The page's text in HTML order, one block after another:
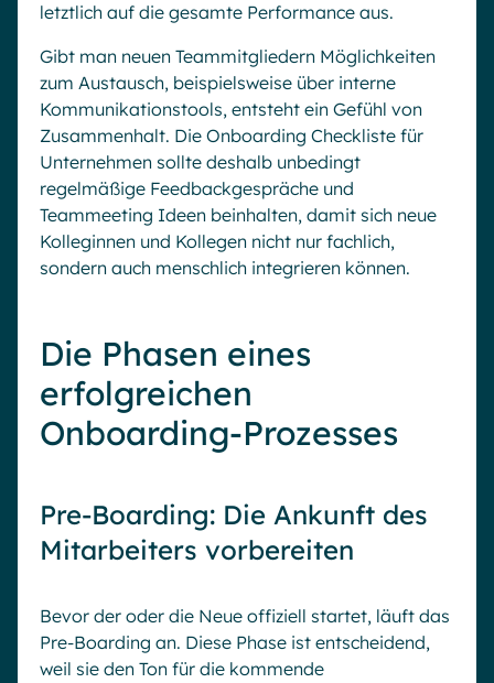
letztlich auf die gesamte Performance aus.
Gibt man neuen Teammitgliedern Möglichkeiten
zum Austausch, beispielsweise über interne
Kommunikationstools, entsteht ein Gefühl von
Zusammenhalt. Die Onboarding Checkliste für
Unternehmen sollte deshalb unbedingt
regelmäßige Feedbackgespräche und
Teammeeting Ideen beinhalten, damit sich neue
Kolleginnen und Kollegen nicht nur fachlich,
sondern auch menschlich integrieren können.
Die Phasen eines
erfolgreichen
Onboarding-Prozesses
Pre-Boarding: Die Ankunft des
Mitarbeiters vorbereiten
Bevor der oder die Neue offiziell startet, läuft das
Pre-Boarding an. Diese Phase ist entscheidend,
weil sie den Ton für die kommende